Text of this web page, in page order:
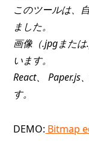
このツールは、
ました。
画像（.jpgまた
います。
React、 Paper.js
す。
DEMO: Bitmap